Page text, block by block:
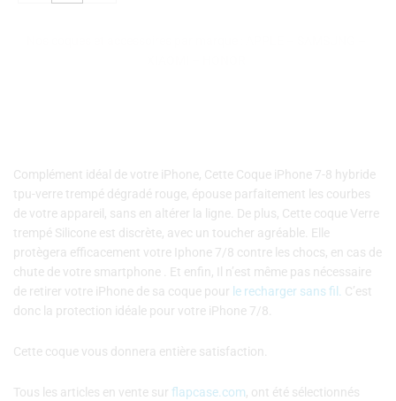
Complément idéal de votre iPhone, Cette Coque iPhone 7-8 hybride
tpu-verre trempé dégradé rouge, épouse parfaitement les courbes
de votre appareil, sans en altérer la ligne. De plus, Cette coque Verre
trempé Silicone est discrète, avec un toucher agréable. Elle
protègera efficacement votre Iphone 7/8 contre les chocs, en cas de
chute de votre smartphone . Et enfin, Il n’est même pas nécessaire
de retirer votre iPhone de sa coque pour le recharger sans fil. C’est
donc la protection idéale pour votre iPhone 7/8.
Cette coque vous donnera entière satisfaction.
Tous les articles en vente sur flapcase.com, ont été sélectionnés